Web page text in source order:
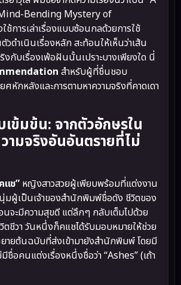
Bending Mystery of
การเล่าเรื่องแบบซ้อนกลด้วยการใช้
วดำเนินเรื่องหลัก สะท้อนให้เห็นว่าเส้น
งกับเรื่องเพ้อฝันนั้นเปราะบางเพียงใด นี่
สำหรับผู้ที่ชื่นชอบ
หักหลังและการตามหาความจริงที่คาดเดา
เข้มข้น: จากตัวอักษรใน
มจริงอันอันตรายที่ไม่
แช” หญิงสาวสวยผู้เพียบพร้อมที่แต่งงาน
มผู้เป็นเจ้าของสำนักพิมพ์ชื่อดัง ชีวิตของ
นจะมีความสุขดี แต่ลึกๆ กลับเต็มไปด้วย
ตชีวา วันหนึ่งก็คแชได้รับมอบหมายให้ช่วย
ายต้นฉบับที่ส่งเข้ามายังสำนักพิมพ์ โดยมี
ชื่อคนแต่งเรื่องหนึ่งชื่อว่า “Ashes” (เถ้า